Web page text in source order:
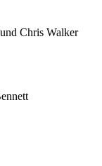
Chris Walker